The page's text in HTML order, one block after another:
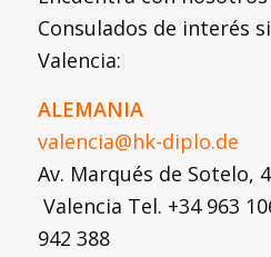
Consulados de interés
Valencia:
ALEMANIA
valencia@hk-diplo.de
Av. Marqués de Sotelo,
Valencia Tel. +34 963
942 388